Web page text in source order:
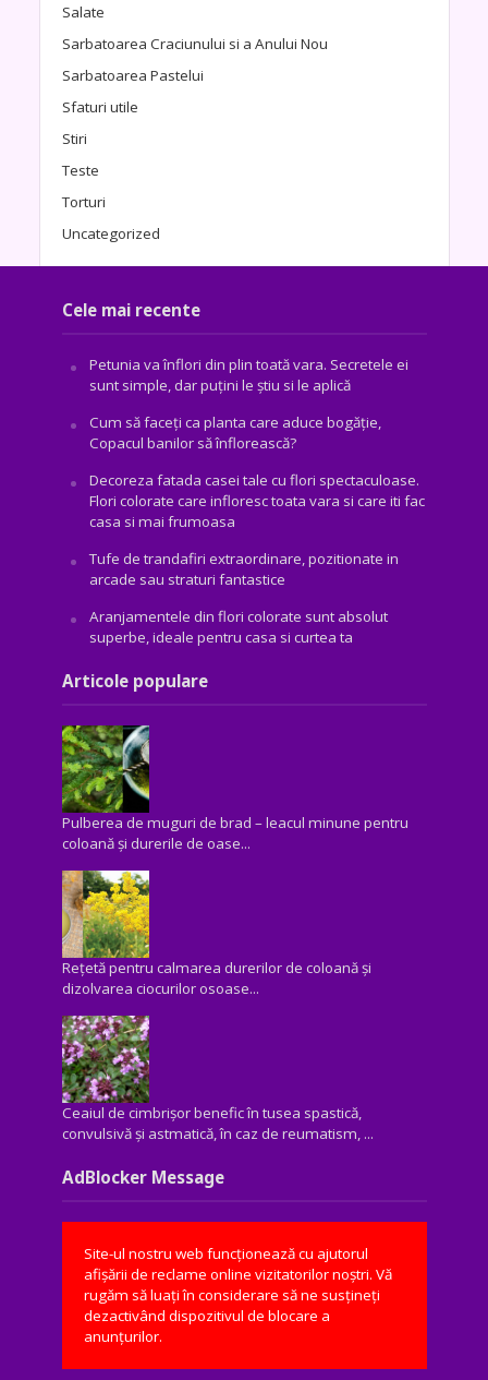
Salate
Sarbatoarea Craciunului si a Anului Nou
Sarbatoarea Pastelui
Sfaturi utile
Stiri
Teste
Torturi
Uncategorized
Cele mai recente
Petunia va înflori din plin toată vara. Secretele ei
sunt simple, dar puțini le știu si le aplică
Cum să faceți ca planta care aduce bogăţie,
Copacul banilor să înflorească?
Decoreza fatada casei tale cu flori spectaculoase.
Flori colorate care infloresc toata vara si care iti fac
casa si mai frumoasa
Tufe de trandafiri extraordinare, pozitionate in
arcade sau straturi fantastice
Aranjamentele din flori colorate sunt absolut
superbe, ideale pentru casa si curtea ta
Articole populare
Pulberea de muguri de brad – leacul minune pentru
coloană și durerile de oase...
Rețetă pentru calmarea durerilor de coloană și
dizolvarea ciocurilor osoase...
Ceaiul de cimbrișor benefic în tusea spastică,
convulsivă şi astmatică, în caz de reumatism, ...
AdBlocker Message
Site-ul nostru web funcționează cu ajutorul
afișării de reclame online vizitatorilor noștri. Vă
rugăm să luați în considerare să ne susțineți
dezactivând dispozitivul de blocare a
anunțurilor.